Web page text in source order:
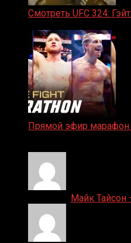
Смотреть UFC 324:
Прямой эфир марафон
Майк Тайсон